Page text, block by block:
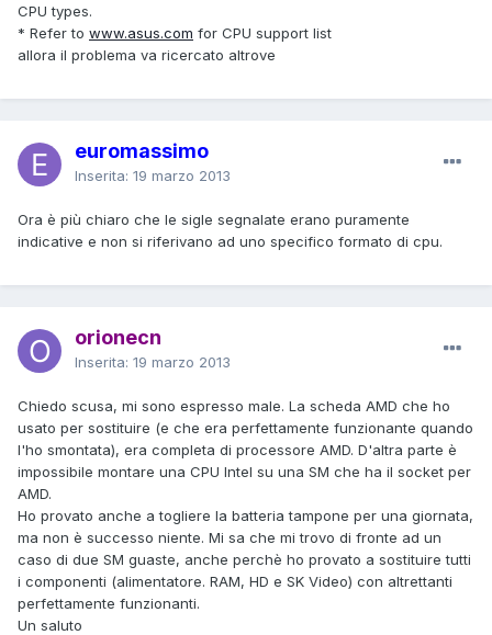
CPU types.
* Refer to www.asus.com for CPU support list
allora il problema va ricercato altrove
euromassimo
Inserita: 19 marzo 2013
Ora è più chiaro che le sigle segnalate erano puramente
indicative e non si riferivano ad uno specifico formato di cpu.
orionecn
Inserita: 19 marzo 2013
Chiedo scusa, mi sono espresso male. La scheda AMD che ho
usato per sostituire (e che era perfettamente funzionante quando
l'ho smontata), era completa di processore AMD. D'altra parte è
impossibile montare una CPU Intel su una SM che ha il socket per
AMD.
Ho provato anche a togliere la batteria tampone per una giornata,
ma non è successo niente. Mi sa che mi trovo di fronte ad un
caso di due SM guaste, anche perchè ho provato a sostituire tutti
i componenti (alimentatore. RAM, HD e SK Video) con altrettanti
perfettamente funzionanti.
Un saluto